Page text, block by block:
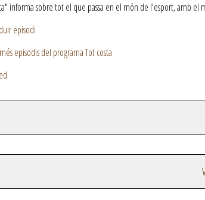
informa sobre tot el que passa en el món de l'esport, amb
episodi
episodis del programa Tot costa